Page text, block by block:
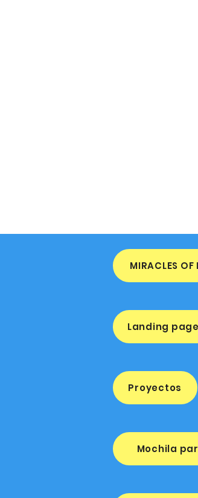
MIRACLES
Landing page
Proyectos
Mochila